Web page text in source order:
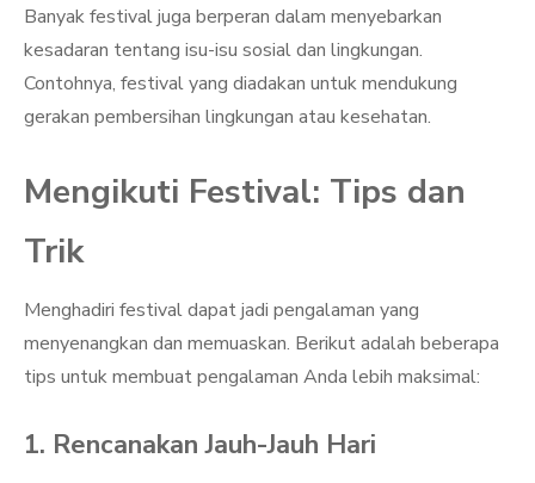
Banyak festival juga berperan dalam menyebarkan
kesadaran tentang isu-isu sosial dan lingkungan.
Contohnya, festival yang diadakan untuk mendukung
gerakan pembersihan lingkungan atau kesehatan.
Mengikuti Festival: Tips dan
Trik
Menghadiri festival dapat jadi pengalaman yang
menyenangkan dan memuaskan. Berikut adalah beberapa
tips untuk membuat pengalaman Anda lebih maksimal:
1. Rencanakan Jauh-Jauh Hari